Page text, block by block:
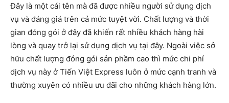
Đây là một cái tên mà đã được nhiều người sử dụng dịch
vụ và đáng giá trên cả mức tuyệt vời. Chất lượng và thời
gian đóng gói ở đây đã khiến rất nhiều khách hàng hài
lòng và quay trở lại sử dụng dịch vụ tại đây. Ngoài việc sở
hữu chất lượng đóng gói sản phầm cao thì mức chi phí
dịch vụ này ở Tiến Việt Express luôn ở mức cạnh tranh và
thường xuyên có nhiều ưu đãi cho những khách hàng lớn.